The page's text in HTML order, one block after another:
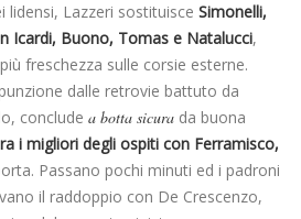
lidensi, Lazzeri sostituisce Simonelli,
Icardi, Buono, Tomas e Natalucci,
freschezza sulle corsie esterne.
dalle retrovie battuto da
conclude a botta sicura da buona
i migliori degli ospiti con Ferramisco,
Passano pochi minuti ed i padroni
il raddoppio con De Crescenzo,